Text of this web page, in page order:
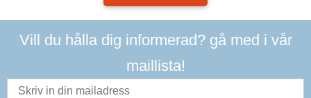
Vill du hålla dig informerad? gå med i vår
maillista!